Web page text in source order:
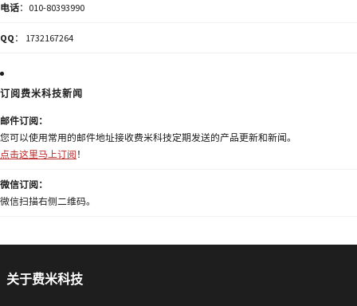
电话：010-80393990
QQ ： 1732167264
订阅费米科技新闻
邮件订阅：
您可以使用常用的邮件地址接收费米科技定期发送的产品更新和新闻。
点击这里马上订阅 ！
微信订阅：
微信扫描右侧二维码。
关于费米科技